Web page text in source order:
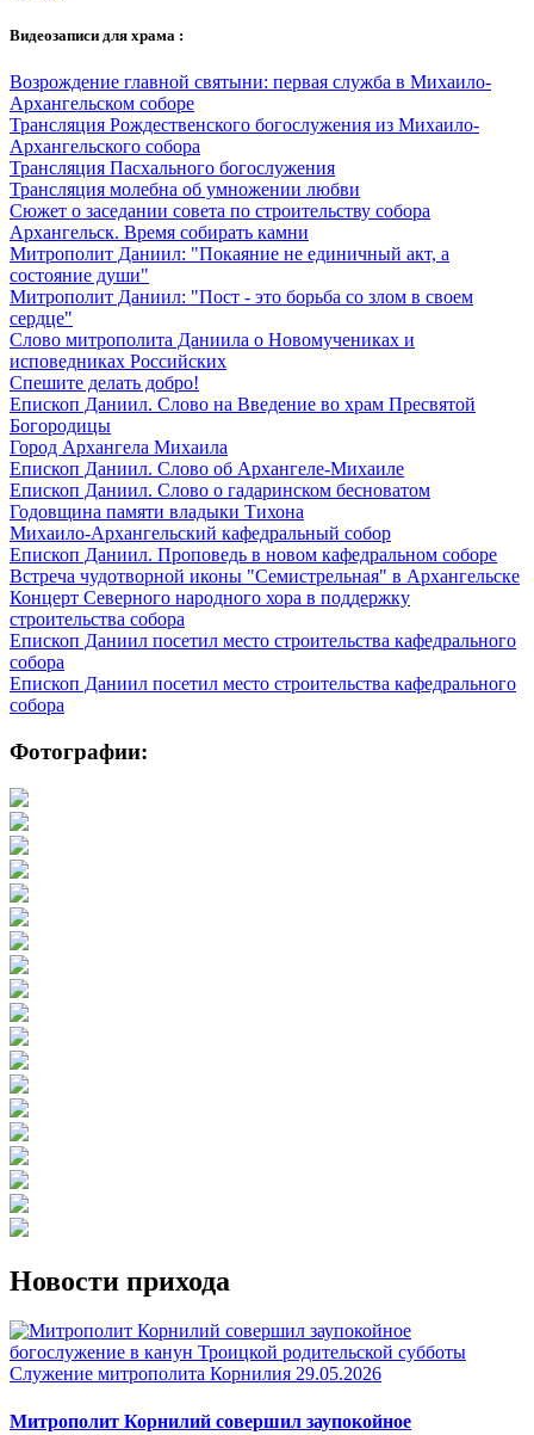
Видеозаписи для храма :
Возрождение главной святыни: первая служба в Михаило-
Архангельском соборе
Трансляция Рождественского богослужения из Михаило-
Архангельского собора
Трансляция Пасхального богослужения
Трансляция молебна об умножении любви
Сюжет о заседании совета по строительству собора
Архангельск. Время собирать камни
Митрополит Даниил: "Покаяние не единичный акт, а
состояние души"
Митрополит Даниил: "Пост - это борьба со злом в своем
сердце"
Слово митрополита Даниила о Новомучениках и
исповедниках Российских
Спешите делать добро!
Епископ Даниил. Слово на Введение во храм Пресвятой
Богородицы
Город Архангела Михаила
Епископ Даниил. Слово об Архангеле-Михаиле
Епископ Даниил. Слово о гадаринском бесноватом
Годовщина памяти владыки Тихона
Михаило-Архангельский кафедральный собор
Епископ Даниил. Проповедь в новом кафедральном соборе
Встреча чудотворной иконы "Семистрельная" в Архангельске
Концерт Северного народного хора в поддержку
строительства собора
Епископ Даниил посетил место строительства кафедрального
собора
Епископ Даниил посетил место строительства кафедрального
собора
Фотографии:
Новости прихода
Служение митрополита Корнилия 29.05.2026
Митрополит Корнилий совершил заупокойное